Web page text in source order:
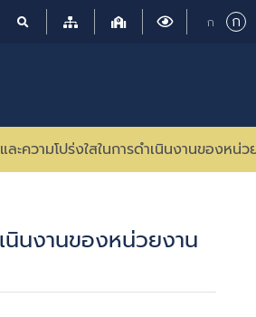
ก Small
ก
ะความโปร่งใสในการดำเนินงานของหน่
นินงานของหน่วยงาน